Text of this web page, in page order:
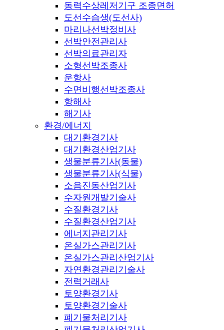
동력수상레저기구 조종면허
도선수습생(도선사)
마리나선박정비사
선박안전관리사
선박의료관리자
소형선박조종사
운항사
수면비행선박조종사
항해사
해기사
환경/에너지
대기환경기사
대기환경산업기사
생물분류기사(동물)
생물분류기사(식물)
소음진동산업기사
수자원개발기술사
수질환경기사
수질환경산업기사
에너지관리기사
온실가스관리기사
온실가스관리산업기사
자연환경관리기술사
전력거래사
토양환경기사
토양환경기술사
폐기물처리기사